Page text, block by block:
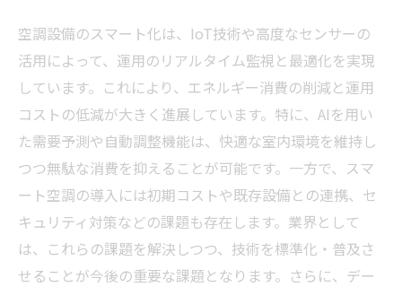
空調設備のスマート化は、IoT技術や高度なセンサーの
活用によって、運用のリアルタイム監視と最適化を実現
しています。これにより、エネルギー消費の削減と運用
コストの低減が大きく進展しています。特に、AIを用い
た需要予測や自動調整機能は、快適な室内環境を維持し
つつ無駄な消費を抑えることが可能です。一方で、スマ
ート空調の導入には初期コストや既存設備との連携、セ
キュリティ対策などの課題も存在します。業界として
は、これらの課題を解決しつつ、技術を標準化・普及さ
せることが今後の重要な課題となります。さらに、デー